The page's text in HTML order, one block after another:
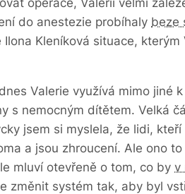
operace, Valerii velmi
do anestezie probíhaly beze
Ilona Kleníková situace, kterým
Valerie využívá mimo jiné
s nemocným dítětem. Velká
jsem si myslela, že lidi,
a jsou zhroucení. Ale ono
mluví otevřeně o tom, co by v
změnit systém tak, aby byl